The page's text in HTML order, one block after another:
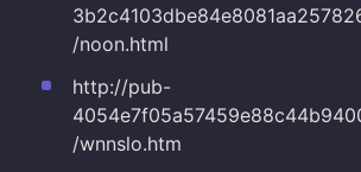
/noon.html
http://pub-
/wnnslo.htm